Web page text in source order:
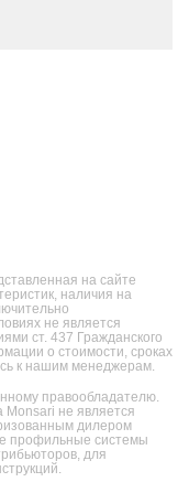
на сайте
наличия на
не является
ст. 437 Гражданского
о стоимости, сроках
к нашим менеджерам.
правообладателю.
не является
дилером
профильные системы
для